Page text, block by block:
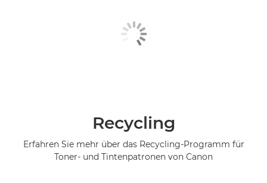
Recycling
Erfahren Sie mehr über das Recycling-Programm für
Toner- und Tintenpatronen von Canon